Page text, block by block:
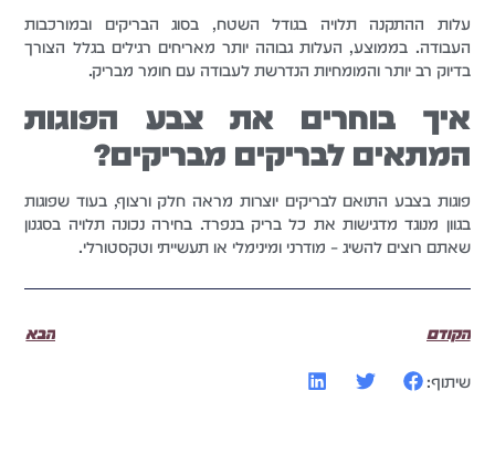
עלות ההתקנה תלויה בגודל השטח, בסוג הבריקים ובמורכבות
העבודה. בממוצע, העלות גבוהה יותר מאריחים רגילים בגלל הצורך
בדיוק רב יותר והמומחיות הנדרשת לעבודה עם חומר מבריק.
איך בוחרים את צבע הפוגות
המתאים לבריקים מבריקים?
פוגות בצבע התואם לבריקים יוצרות מראה חלק ורצוף, בעוד שפוגות
בגוון מנוגד מדגישות את כל בריק בנפרד. בחירה נכונה תלויה בסגנון
שאתם רוצים להשיג – מודרני ומינימלי או תעשייתי וטקסטורלי.
הקודם הבא
שיתוף: